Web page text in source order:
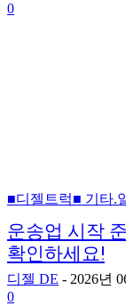
0
■디젤트럭■ 기타.
운송업 시작
확인하세요!
디젤 DE - 2026년
0